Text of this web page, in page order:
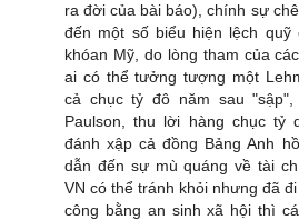
ra đời của bài báo), chính sự
đến một số biểu hiện lệch
khóan Mỹ, do lòng tham của
ai có thể tưởng tượng một
cả chục tỷ đô năm sau "sập",
Paulson, thu lời hàng chục tỷ
đánh xập cả đồng Bảng Anh
dẫn đến sự mù quáng về tài
VN có thể tránh khỏi nhưng đã
công bằng an sinh xã hội thì